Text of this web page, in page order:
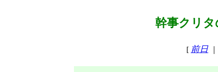
幹事クリタ
[ 前日